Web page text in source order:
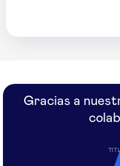
Gracias a